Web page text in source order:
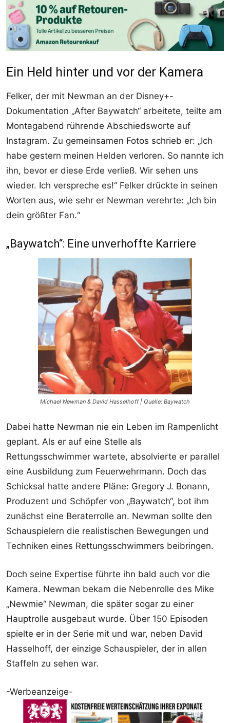
Ein Held hinter und vor der Kamera
Felker, der mit Newman an der Disney+-
Dokumentation „After Baywatch“ arbeitete, teilte am
Montagabend rührende Abschiedsworte auf
Instagram. Zu gemeinsamen Fotos schrieb er: „Ich
habe gestern meinen Helden verloren. So nannte ich
ihn, bevor er diese Erde verließ. Wir sehen uns
wieder. Ich verspreche es!“ Felker drückte in seinen
Worten aus, wie sehr er Newman verehrte: „Ich bin
dein größter Fan.“
„Baywatch“: Eine unverhoffte Karriere
Michael Newman & David Hasselhoff | Quelle: Baywatch
Dabei hatte Newman nie ein Leben im Rampenlicht
geplant. Als er auf eine Stelle als
Rettungsschwimmer wartete, absolvierte er parallel
eine Ausbildung zum Feuerwehrmann. Doch das
Schicksal hatte andere Pläne: Gregory J. Bonann,
Produzent und Schöpfer von „Baywatch“, bot ihm
zunächst eine Beraterrolle an. Newman sollte den
Schauspielern die realistischen Bewegungen und
Techniken eines Rettungsschwimmers beibringen.
Doch seine Expertise führte ihn bald auch vor die
Kamera. Newman bekam die Nebenrolle des Mike
„Newmie“ Newman, die später sogar zu einer
Hauptrolle ausgebaut wurde. Über 150 Episoden
spielte er in der Serie mit und war, neben David
Hasselhoff, der einzige Schauspieler, der in allen
Staffeln zu sehen war.
-Werbeanzeige-